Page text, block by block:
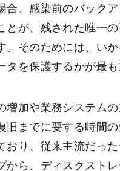
合、感染前のバック
とが、残された唯一
。そのためには、い
タを保護するかが最も
増加や業務システム
旧までに要する時間
おり、従来主流だっ
から、ディスクスト